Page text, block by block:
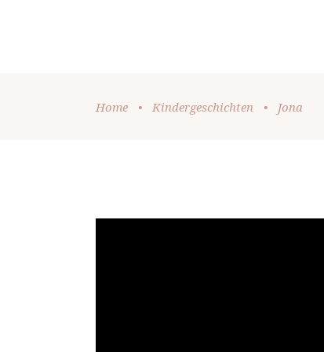
Home • Kindergeschichten • Jona